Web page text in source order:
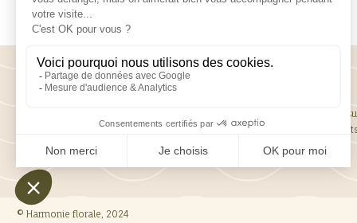
Harmonie Florale, grossiste en décoration de mariage, situé
L’Hay-Les-Roses, vous propose une gamme diverse de
l’évènementiel, fleurs artificielles, nappages, centres de table,
© Harmonie florale, 2024